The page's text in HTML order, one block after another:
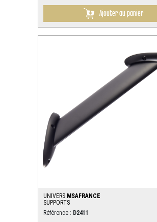
Ajouter au panier
UNIVERS MSAFRANCE
SUPPORTS
Référence : D2411